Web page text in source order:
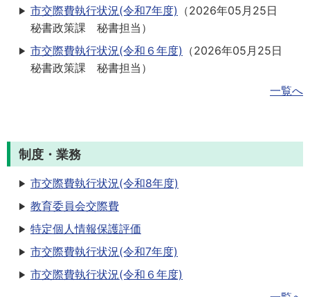
市交際費執行状況(令和7年度) （2026年05月25日
秘書政策課 秘書担当 ）
市交際費執行状況(令和６年度) （2026年05月25日
秘書政策課 秘書担当 ）
一覧へ
制度・業務
市交際費執行状況(令和8年度)
教育委員会交際費
特定個人情報保護評価
市交際費執行状況(令和7年度)
市交際費執行状況(令和６年度)